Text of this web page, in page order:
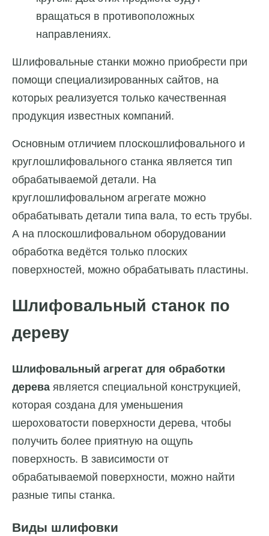
вращаться в противоположных
направлениях.
Шлифовальные станки можно приобрести при
помощи специализированных сайтов, на
которых реализуется только качественная
продукция известных компаний.
Основным отличием плоскошлифовального и
круглошлифовального станка является тип
обрабатываемой детали. На
круглошлифовальном агрегате можно
обрабатывать детали типа вала, то есть трубы.
А на плоскошлифовальном оборудовании
обработка ведётся только плоских
поверхностей, можно обрабатывать пластины.
Шлифовальный станок по
дереву
Шлифовальный агрегат для обработки
дерева является специальной конструкцией,
которая создана для уменьшения
шероховатости поверхности дерева, чтобы
получить более приятную на ощупь
поверхность. В зависимости от
обрабатываемой поверхности, можно найти
разные типы станка.
Виды шлифовки